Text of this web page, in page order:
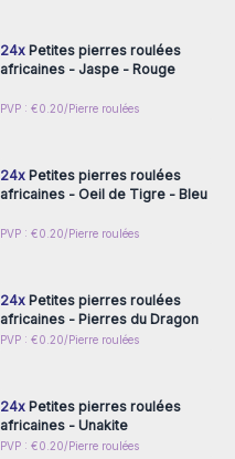
24xPetites pierres roulées
africaines - Jaspe - Rouge
PVP : €0.20/Pierre roulées
Connectez-vous ou
24xPetites pierres roulées
africaines - Oeil de Tigre - Bleu
PVP : €0.20/Pierre roulées
Connectez-vous ou
24xPetites pierres roulées
africaines - Pierres du Dragon
PVP : €0.20/Pierre roulées
Connectez-vous ou
24xPetites pierres roulées
africaines - Unakite
PVP : €0.20/Pierre roulées